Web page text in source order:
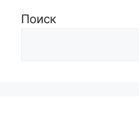
Поиск